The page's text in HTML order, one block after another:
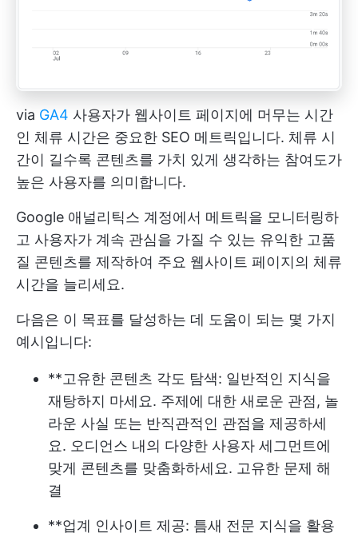
via GA4 사용자가 웹사이트 페이지에 머무는 시간
인 체류 시간은 중요한 SEO 메트릭입니다. 체류 시
간이 길수록 콘텐츠를 가치 있게 생각하는 참여도가
높은 사용자를 의미합니다.
Google 애널리틱스 계정에서 메트릭을 모니터링하
고 사용자가 계속 관심을 가질 수 있는 유익한 고품
질 콘텐츠를 제작하여 주요 웹사이트 페이지의 체류
시간을 늘리세요.
다음은 이 목표를 달성하는 데 도움이 되는 몇 가지
예시입니다:
**고유한 콘텐츠 각도 탐색: 일반적인 지식을
재탕하지 마세요. 주제에 대한 새로운 관점, 놀
라운 사실 또는 반직관적인 관점을 제공하세
요. 오디언스 내의 다양한 사용자 세그먼트에
맞게 콘텐츠를 맞춤화하세요. 고유한 문제 해
결
**업계 인사이트 제공: 틈새 전문 지식을 활용